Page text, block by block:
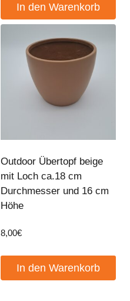
In den Warenkorb
Outdoor Übertopf beige
mit Loch ca.18 cm
Durchmesser und 16 cm
Höhe
8,00€
In den Warenkorb